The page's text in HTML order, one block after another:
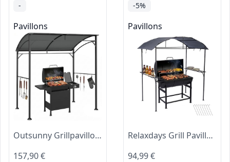
-
Pavillons
Outsunny Grillpavillon Pergola Wasserabweisend 215 x 150 x 220cm Dunkelgrau
157,90 €
-5%
Pavillons
Relaxdays Grill Pavillon, HxBxT: 230 x 210 x 116 cm, mit Seitenregalen, Metall, Polyester, Grillhütte Garten, anthrazit
94,99 €